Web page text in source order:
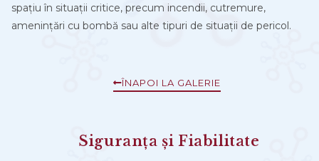
spațiu în situații critice, precum incendii, cutremure,
amenințări cu bombă sau alte tipuri de situații de pericol.
ÎNAPOI LA GALERIE
Siguranța și Fiabilitate